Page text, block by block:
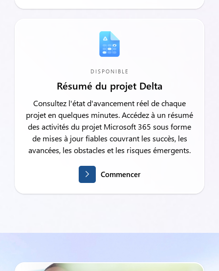
DISPONIBLE
Résumé du projet Delta
Consultez l'état d'avancement réel de chaque
projet en quelques minutes. Accédez à un résumé
des activités du projet Microsoft 365 sous forme
de mises à jour fiables couvrant les succès, les
avancées, les obstacles et les risques émergents.
Commencer